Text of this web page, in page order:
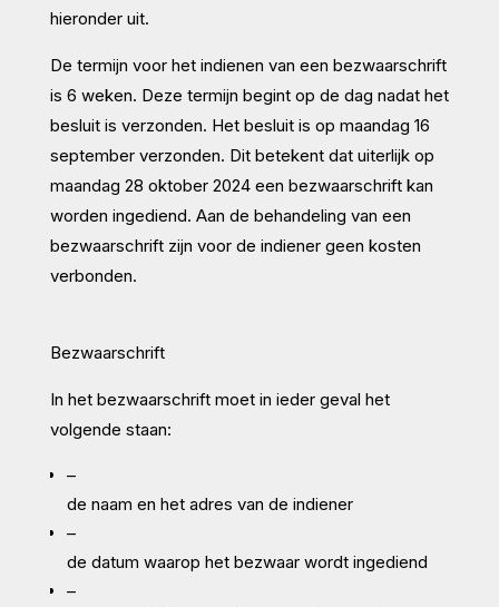
hieronder uit.
De termijn voor het indienen van een bezwaarschrift
is 6 weken. Deze termijn begint op de dag nadat het
besluit is verzonden. Het besluit is op maandag 16
september verzonden. Dit betekent dat uiterlijk op
maandag 28 oktober 2024 een bezwaarschrift kan
worden ingediend. Aan de behandeling van een
bezwaarschrift zijn voor de indiener geen kosten
verbonden.
Bezwaarschrift
In het bezwaarschrift moet in ieder geval het
volgende staan:
–
de naam en het adres van de indiener
–
de datum waarop het bezwaar wordt ingediend
–